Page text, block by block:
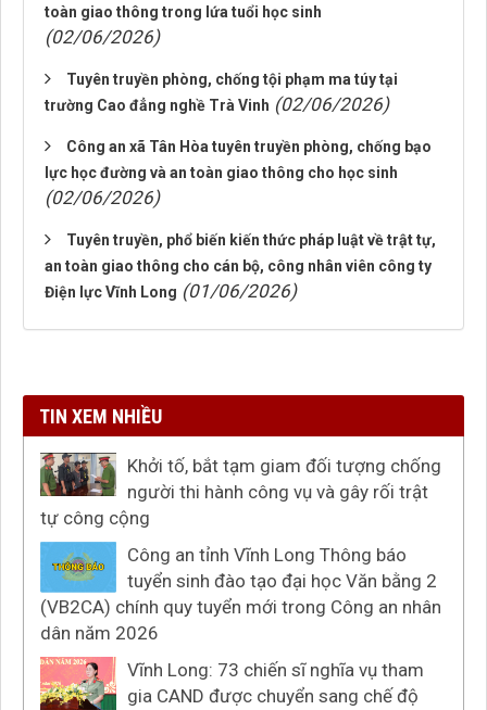
toàn giao thông trong lứa tuổi học sinh
(02/06/2026)
Tuyên truyền phòng, chống tội phạm ma túy tại
trường Cao đẳng nghề Trà Vinh (02/06/2026)
Công an xã Tân Hòa tuyên truyền phòng, chống bạo
lực học đường và an toàn giao thông cho học sinh
(02/06/2026)
Tuyên truyền, phổ biến kiến thức pháp luật về trật tự,
an toàn giao thông cho cán bộ, công nhân viên công ty
Điện lực Vĩnh Long (01/06/2026)
TIN XEM NHIỀU
Khởi tố, bắt tạm giam đối tượng chống
người thi hành công vụ và gây rối trật
tự công cộng
Công an tỉnh Vĩnh Long Thông báo
tuyển sinh đào tạo đại học Văn bằng 2
(VB2CA) chính quy tuyển mới trong Công an nhân
dân năm 2026
Vĩnh Long: 73 chiến sĩ nghĩa vụ tham
gia CAND được chuyển sang chế độ